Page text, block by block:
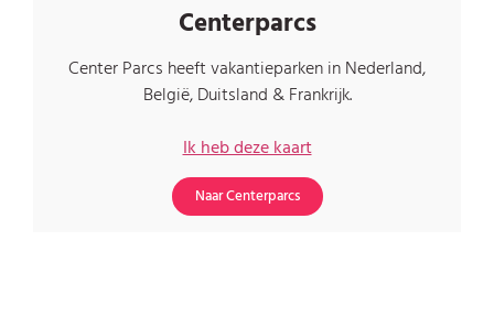
Centerparcs
Center Parcs heeft vakantieparken in Nederland,
België, Duitsland & Frankrijk.
Ik heb deze kaart
Naar Centerparcs